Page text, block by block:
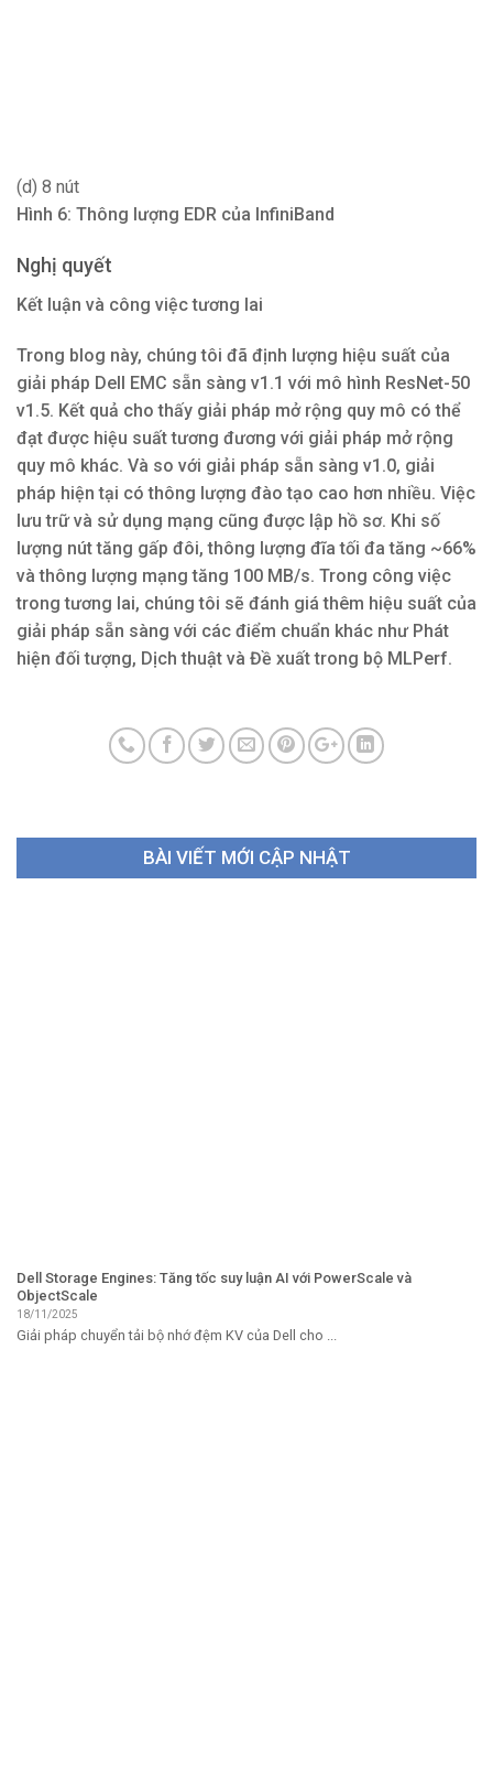
(d) 8 nút
Hình 6: Thông lượng EDR của InfiniBand
Nghị quyết
Kết luận và công việc tương lai
Trong blog này, chúng tôi đã định lượng hiệu suất của
giải pháp Dell EMC sẵn sàng v1.1 với mô hình ResNet-50
v1.5. Kết quả cho thấy giải pháp mở rộng quy mô có thể
đạt được hiệu suất tương đương với giải pháp mở rộng
quy mô khác. Và so với giải pháp sẵn sàng v1.0, giải
pháp hiện tại có thông lượng đào tạo cao hơn nhiều. Việc
lưu trữ và sử dụng mạng cũng được lập hồ sơ. Khi số
lượng nút tăng gấp đôi, thông lượng đĩa tối đa tăng ~66%
và thông lượng mạng tăng 100 MB/s. Trong công việc
trong tương lai, chúng tôi sẽ đánh giá thêm hiệu suất của
giải pháp sẵn sàng với các điểm chuẩn khác như Phát
hiện đối tượng, Dịch thuật và Đề xuất trong bộ MLPerf.
BÀI VIẾT MỚI CẬP NHẬT
Dell Storage Engines: Tăng tốc suy luận AI với PowerScale và
ObjectScale
18/11/2025
Giải pháp chuyển tải bộ nhớ đệm KV của Dell cho ...